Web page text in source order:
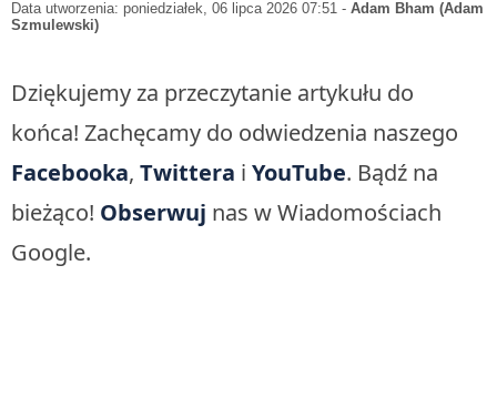
Data utworzenia: poniedziałek, 06 lipca 2026 07:51 - Adam Bham (Adam
Szmulewski)
Dziękujemy za przeczytanie artykułu do
końca! Zachęcamy do odwiedzenia naszego
Facebooka, Twittera i YouTube. Bądź na
bieżąco! Obserwuj nas w Wiadomościach
Google.